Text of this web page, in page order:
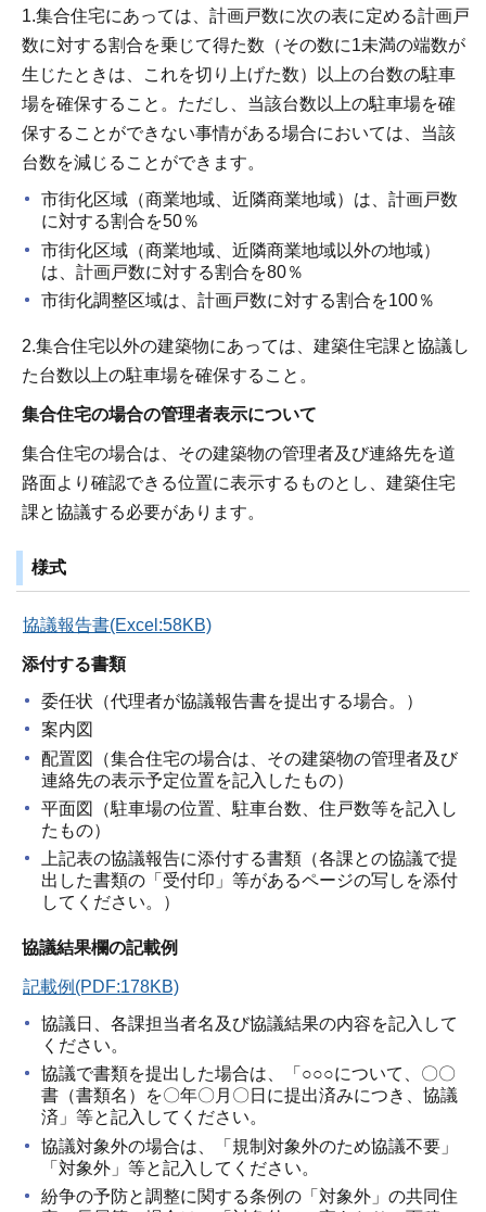
1.集合住宅にあっては、計画戸数に次の表に定める計画戸
数に対する割合を乗じて得た数（その数に1未満の端数が
生じたときは、これを切り上げた数）以上の台数の駐車
場を確保すること。ただし、当該台数以上の駐車場を確
保することができない事情がある場合においては、当該
台数を減じることができます。
市街化区域（商業地域、近隣商業地域）は、計画戸数
に対する割合を50％
市街化区域（商業地域、近隣商業地域以外の地域）
は、計画戸数に対する割合を80％
市街化調整区域は、計画戸数に対する割合を100％
2.集合住宅以外の建築物にあっては、建築住宅課と協議し
た台数以上の駐車場を確保すること。
集合住宅の場合の管理者表示について
集合住宅の場合は、その建築物の管理者及び連絡先を道
路面より確認できる位置に表示するものとし、建築住宅
課と協議する必要があります。
様式
協議報告書(Excel:58KB)
添付する書類
委任状（代理者が協議報告書を提出する場合。）
案内図
配置図（集合住宅の場合は、その建築物の管理者及び
連絡先の表示予定位置を記入したもの）
平面図（駐車場の位置、駐車台数、住戸数等を記入し
たもの）
上記表の協議報告に添付する書類（各課との協議で提
出した書類の「受付印」等があるページの写しを添付
してください。）
協議結果欄の記載例
記載例(PDF:178KB)
協議日、各課担当者名及び協議結果の内容を記入して
ください。
協議で書類を提出した場合は、「○○○について、〇〇
書（書類名）を〇年〇月〇日に提出済みにつき、協議
済」等と記入してください。
協議対象外の場合は、「規制対象外のため協議不要」
「対象外」等と記入してください。
紛争の予防と調整に関する条例の「対象外」の共同住